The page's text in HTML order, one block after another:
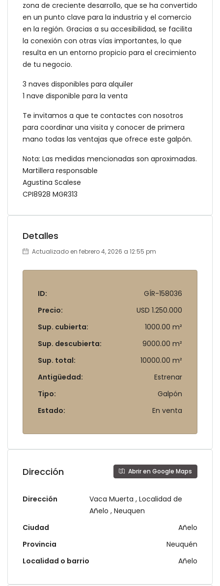
zona de creciente desarrollo, que se ha convertido
en un punto clave para la industria y el comercio
en la región. Gracias a su accesibilidad, se facilita
la conexión con otras vías importantes, lo que
resulta en un entorno propicio para el crecimiento
de tu negocio.
3 naves disponibles para alquiler
1 nave disponible para la venta
Te invitamos a que te contactes con nosotros
para coordinar una visita y conocer de primera
mano todas las ventajas que ofrece este galpón.
Nota: Las medidas mencionadas son aproximadas.
Martillera responsable
Agustina Scalese
CPI8928 MGR313
Detalles
Actualizado en febrero 4, 2026 a 12:55 pm
ID:
GÍR-158036
Precio:
USD 1.250.000
Sup. cubierta:
1000.00 m²
Sup. descubierta:
9000.00 m²
Sup. total:
10000.00 m²
Antigüedad:
Estrenar
Tipo:
Galpón
Estado:
En venta
Dirección Abrir en Google Maps
Dirección
Vaca Muerta , Localidad de
Añelo , Neuquen
Ciudad
Añelo
Provincia
Neuquén
Localidad o barrio
Añelo